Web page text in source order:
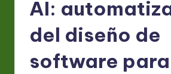
ni
AI:
del diseño de
software para